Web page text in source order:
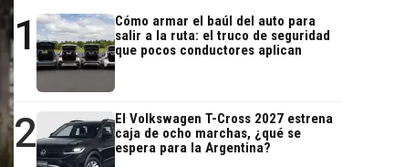
1
Cómo armar el baúl del auto para
salir a la ruta: el truco de seguridad
que pocos conductores aplican
2
El Volkswagen T-Cross 2027 estrena
caja de ocho marchas, ¿qué se
espera para la Argentina?